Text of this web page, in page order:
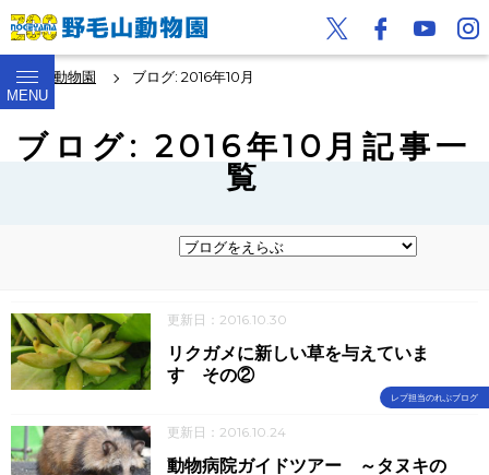
MENU
野毛山動物園 ブログ: 2016年10月
ブログ: 2016年10月記事一
覧
更新日：2016.10.30
レプ担当のれぷブログ
リクガメに新しい草を与えていま
す その②
更新日：2016.10.24
動物病院ガイドツアー ～タヌキの